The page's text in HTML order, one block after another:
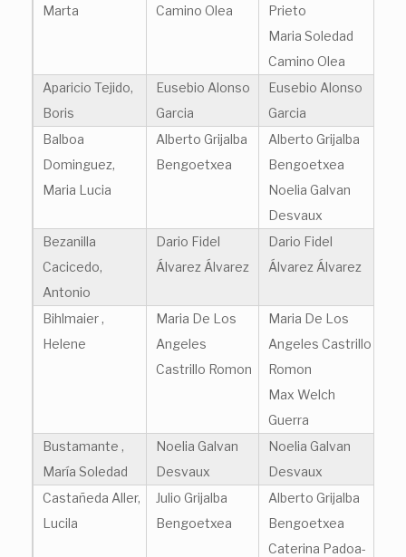
Marta
Camino Olea
Prieto
Maria Soledad
Camino Olea
Aparicio Tejido,
Boris
Eusebio Alonso
Garcia
Eusebio Alonso
Garcia
Balboa
Dominguez,
Maria Lucia
Alberto Grijalba
Bengoetxea
Alberto Grijalba
Bengoetxea
Noelia Galvan
Desvaux
Bezanilla
Cacicedo,
Antonio
Dario Fidel
Álvarez Álvarez
Dario Fidel
Álvarez Álvarez
Bihlmaier ,
Helene
Maria De Los
Angeles
Castrillo Romon
Maria De Los
Angeles Castrillo
Romon
Max Welch
Guerra
Bustamante ,
María Soledad
Noelia Galvan
Desvaux
Noelia Galvan
Desvaux
Castañeda Aller,
Lucila
Julio Grijalba
Bengoetxea
Alberto Grijalba
Bengoetxea
Caterina Padoa-